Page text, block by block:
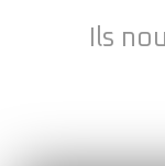
Ils